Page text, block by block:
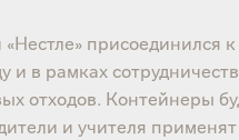
присоединился
и в рамках
отходов. Контейнеры
и учителя